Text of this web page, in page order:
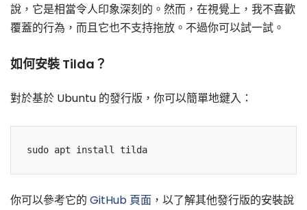
說，它是相當令人印象深刻的。然而，在視覺上，我不喜歡
覆蓋的行為，而且它也不支持拖放。不過你可以試一試。
如何安裝 Tilda？
對於基於 Ubuntu 的發行版，你可以簡單地鍵入：
你可以參考它的 GitHub 頁面 ，以了解其他發行版的安裝說